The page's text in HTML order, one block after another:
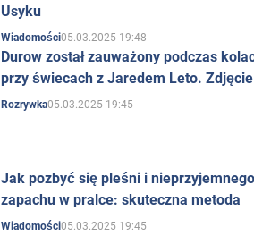
Usyku
Wiadomości05.03.2025 19:48
Durow został zauważony podczas
przy świecach z Jaredem Leto. Zdjęcie
Rozrywka05.03.2025 19:45
Jak pozbyć się pleśni i nieprzyjemnego
zapachu w pralce: skuteczna metoda
Wiadomości05.03.2025 19:45